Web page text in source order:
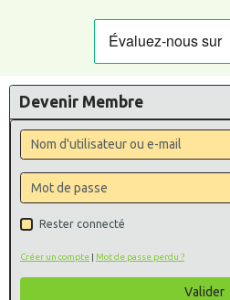
Devenir Membre
Rester connecté
Créer un compte | Mot de passe perdu ?
Valider